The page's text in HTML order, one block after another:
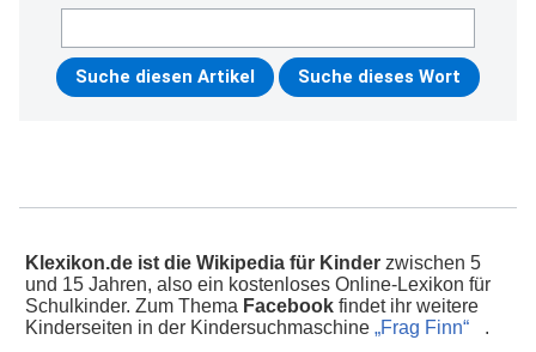
Klexikon.de ist die Wikipedia für Kinder zwischen 5
und 15 Jahren, also ein kostenloses Online-Lexikon für
Schulkinder. Zum Thema Facebook findet ihr weitere
Kinderseiten in der Kindersuchmaschine „Frag Finn“ .